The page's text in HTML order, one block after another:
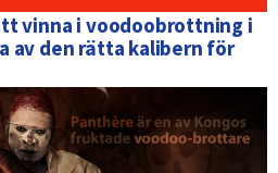
vinna i voodoobrottning i
av den rätta kalibern för